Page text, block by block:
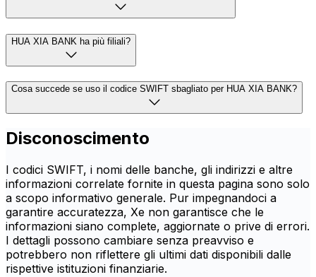
HUA XIA BANK ha più filiali?
Cosa succede se uso il codice SWIFT sbagliato per HUA XIA BANK?
Disconoscimento
I codici SWIFT, i nomi delle banche, gli indirizzi e altre
informazioni correlate fornite in questa pagina sono solo
a scopo informativo generale. Pur impegnandoci a
garantire accuratezza, Xe non garantisce che le
informazioni siano complete, aggiornate o prive di errori.
I dettagli possono cambiare senza preavviso e
potrebbero non riflettere gli ultimi dati disponibili dalle
rispettive istituzioni finanziarie.